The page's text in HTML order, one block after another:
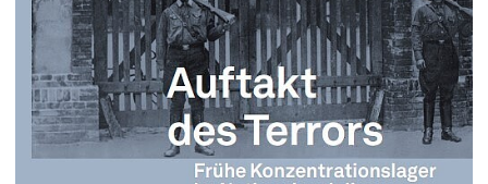
English
Français
Dansk
Español